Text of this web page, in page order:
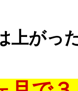
上がっ